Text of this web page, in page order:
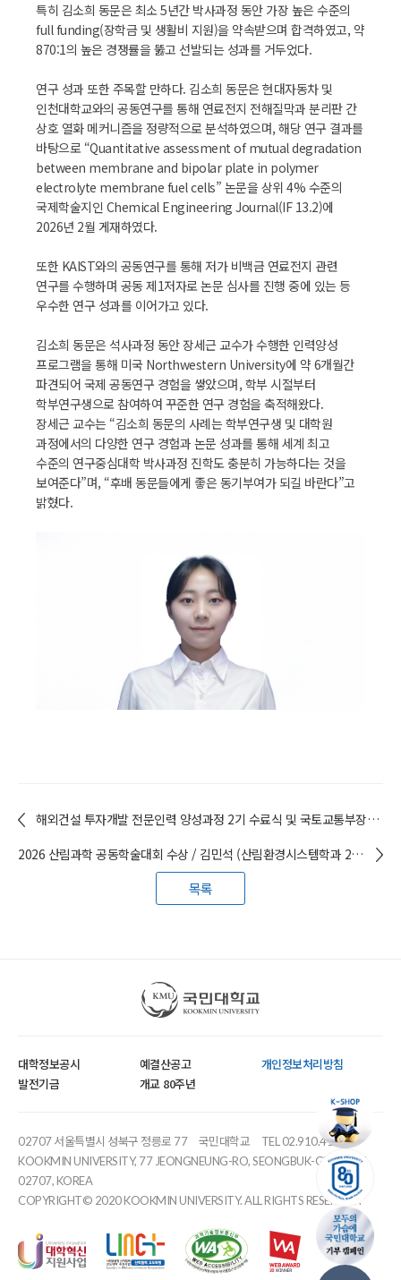
특히 김소희 동문은 최소 5년간 박사과정 동안 가장 높은 수준의
full funding(장학금 및 생활비 지원)을 약속받으며 합격하였고, 약
870:1의 높은 경쟁률을 뚫고 선발되는 성과를 거두었다.
연구 성과 또한 주목할 만하다. 김소희 동문은 현대자동차 및
인천대학교와의 공동연구를 통해 연료전지 전해질막과 분리판 간
상호 열화 메커니즘을 정량적으로 분석하였으며, 해당 연구 결과를
바탕으로 “Quantitative assessment of mutual degradation
between membrane and bipolar plate in polymer
electrolyte membrane fuel cells” 논문을 상위 4% 수준의
국제학술지인 Chemical Engineering Journal(IF 13.2)에
2026년 2월 게재하였다.
또한 KAIST와의 공동연구를 통해 저가 비백금 연료전지 관련
연구를 수행하며 공동 제1저자로 논문 심사를 진행 중에 있는 등
우수한 연구 성과를 이어가고 있다.
김소희 동문은 석사과정 동안 장세근 교수가 수행한 인력양성
프로그램을 통해 미국 Northwestern University에 약 6개월간
파견되어 국제 공동연구 경험을 쌓았으며, 학부 시절부터
학부연구생으로 참여하여 꾸준한 연구 경험을 축적해왔다.
장세근 교수는 “김소희 동문의 사례는 학부연구생 및 대학원
과정에서의 다양한 연구 경험과 논문 성과를 통해 세계 최고
수준의 연구중심대학 박사과정 진학도 충분히 가능하다는 것을
보여준다”며, “후배 동문들에게 좋은 동기부여가 되길 바란다”고
밝혔다.
해외건설 투자개발 전문인력 양성과정 2기 수료식 및 국토교통부장관상 수상 / 유지예 (건설시스템공학부 22) 학생
2026 산림과학 공동학술대회 수상 / 김민석 (산림환경시스템학과 21) 학생
목록
국민대학교
대학정보공시 예결산공고
개인정보처리방침
발전기금
개교 80주년
02707 서울특별시 성북구 정릉로 77 국민대학교
TEL 02.910.4114
KOOKMIN UNIVERSITY, 77 JEONGNEUNG-RO, SEONGBUK-GU, SEOUL,
02707, KOREA
COPYRIGHT© 2020 KOOKMIN UNIVERSITY. ALL RIGHTS RESERVED.